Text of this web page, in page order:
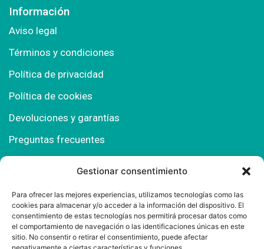
Gestionar consentimiento
Para ofrecer las mejores experiencias, utilizamos tecnologías como las
cookies para almacenar y/o acceder a la información del dispositivo. El
consentimiento de estas tecnologías nos permitirá procesar datos como
el comportamiento de navegación o las identificaciones únicas en este
sitio. No consentir o retirar el consentimiento, puede afectar
Información
Aviso legal
Términos y condiciones
Política de privacidad
Política de cookies
Devoluciones y garantías
Preguntas frecuentes
Polígono Comercial Urbisur (Cita previa) 11130
Chiclana de la Fra. (Cádiz)
667 457 908